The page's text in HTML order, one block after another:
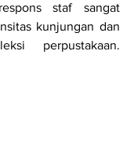
staf sangat
kunjungan dan
perpustakaan.